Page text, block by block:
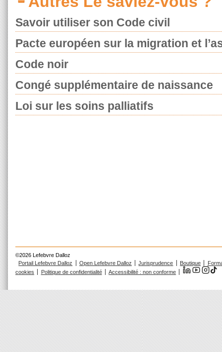
Savoir utiliser son Code civil
Pacte européen sur la migration et
Code noir
Congé supplémentaire de naissance
Loi sur les soins palliatifs
©2026 Lefebvre Dalloz
Portail Lefebvre Dalloz
Open Lefebvre Dalloz Jurisprudence Boutique
cookies
Politique de confidentialité Accessibilité : non conforme